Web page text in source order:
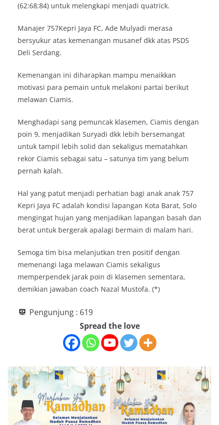
(62:68;84) untuk melengkapi menjadi quatrick.
Manajer 757Kepri Jaya FC, Ade Mulyadi merasa
bersyukur atas kemenangan musanef dkk atas PSDS
Deli Serdang.
Kemenangan ini diharapkan mampu menaikkan
motivasi para pemain untuk melakoni partai berikut
melawan Ciamis.
Menghadapi sang pemuncak klasemen, Ciamis dengan
poin 9, menjadikan Suryadi dkk lebih bersemangat
untuk tampil lebih solid dan sekaligus mematahkan
rekor Ciamis sebagai satu – satunya tim yang belum
pernah kalah.
Hal yang patut menjadi perhatian bagi anak anak 757
Kepri Jaya FC adalah kondisi lapangan Kota Barat, Solo
mengingat hujan yang menjadikan lapangan basah dan
berat untuk bergerak apalagi bermain di malam hari.
Semoga tim bisa melanjutkan tren positif dengan
memenangi laga melawan Ciamis sekaligus
memperpendek jarak poin di klasemen sementara,
demikian jawaban coach Nazal Mustofa. (*)
Pengunjung : 619
Spread the love